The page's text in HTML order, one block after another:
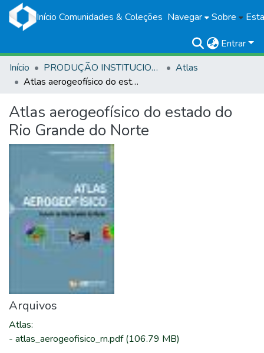
Início Comunidades & Coleções Navegar Sobre
Entrar
Início
PRODUÇÃO INSTITUCIONAL
Atlas
Atlas aerogeofísico do estado do Rio Grande do Norte
Atlas aerogeofísico do estado do
Rio Grande do Norte
Arquivos
Atlas:
- atlas_aerogeofisico_rn.pdf(106.79 MB)